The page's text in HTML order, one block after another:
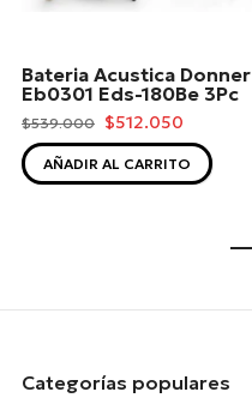
Bateria Acustica Donner
Eb0301 Eds-180Be 3Pc
$539.000 $512.050
AÑADIR AL CARRITO
Categorías populares